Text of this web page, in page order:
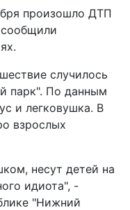
произошло ДТП
случилось
парк". По данным
и легковушка. В
взрослых
несут детей на
идиота", -
"Нижний